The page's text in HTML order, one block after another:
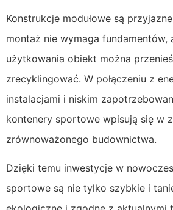
Konstrukcje modułowe są
montaż nie wymaga fundamentów,
użytkowania obiekt można
zrecyklingować. W połączeniu z
instalacjami i niskim
kontenery sportowe wpisują się w
zrównoważonego budownictwa.
Dzięki temu inwestycje w
sportowe są nie tylko szybkie i